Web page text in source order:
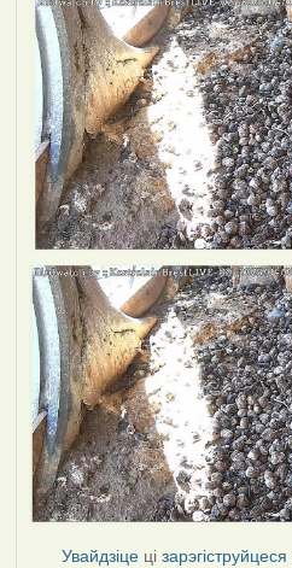
Увайдзіце цізарэгіструйцеся